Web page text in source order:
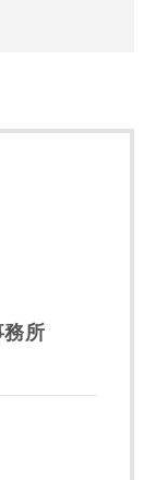
所
たり、送付でき
さい。